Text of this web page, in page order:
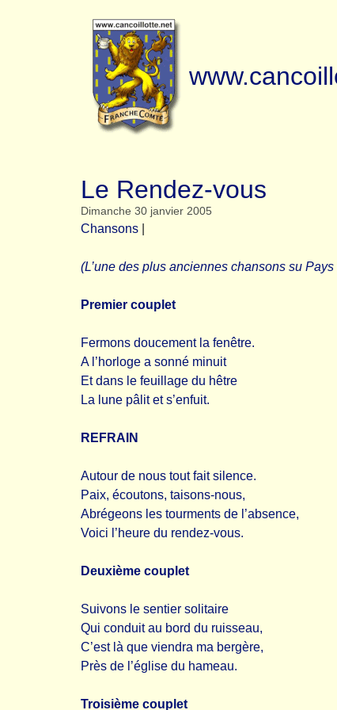
Le Rendez-vous
Dimanche 30 janvier 2005
Chansons
(L’une des plus anciennes chansons su
Premier couplet
Fermons doucement la fenêtre.
A l’horloge a sonné minuit
Et dans le feuillage du hêtre
La lune pâlit et s’enfuit.
REFRAIN
Autour de nous tout fait silence.
Paix, écoutons, taisons-nous,
Abrégeons les tourments de l’absence,
Voici l’heure du rendez-vous.
Deuxième couplet
Suivons le sentier solitaire
Qui conduit au bord du ruisseau,
C’est là que viendra ma bergère,
Près de l’église du hameau.
Troisième couplet